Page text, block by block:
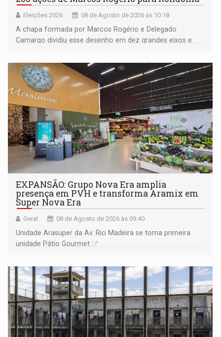
Eleições 2026 08 de Agosto de 2026 às 10:18
A chapa formada por Marcos Rogério e Delegado
Camargo dividiu esse desenho em dez grandes eixos e
EXPANSÃO: Grupo Nova Era amplia
presença em PVH e transforma Aramix em
Super Nova Era
Geral 08 de Agosto de 2026 às 09:40
Unidade Arasuper da Av. Rio Madeira se torna primeira
unidade Pátio Gourmet